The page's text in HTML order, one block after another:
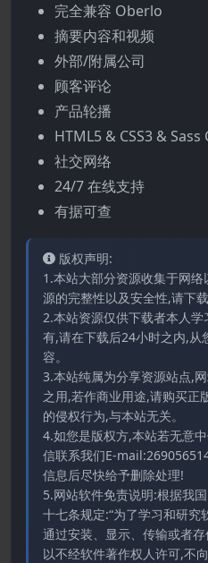
完全兼容 Oberlo
摘要内容和视频
外部/附属公司
顾客评论
产品轮播
HTML5 & CSS3 & Sass
社交网络
24/7 在线支持
有据可查
版权声明:
1.本站大部分资源收集于网
源的完整性以及安全性,请下载
2.本站资源仅供下载者本人
有,请在下载后24小时之内,从
容。
3.本站纯属为分享资源站点,
之用,若作商业用途,请购买正
的侵权行为,与本站无关。
4.如您是版权方,本站若无意
信联系我们E-
信息后尽快给予删除处理!
5.网站软件免责说明:根据我
十七条规定:“为了学习和研究
通过安装、显示、传输或者
以不经软件著作权人许可,不